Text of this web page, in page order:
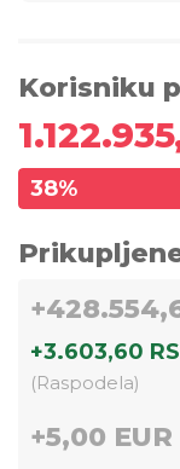
Korisniku
38%
+
+3.603,60
(Raspodela)
+5,00 EUR